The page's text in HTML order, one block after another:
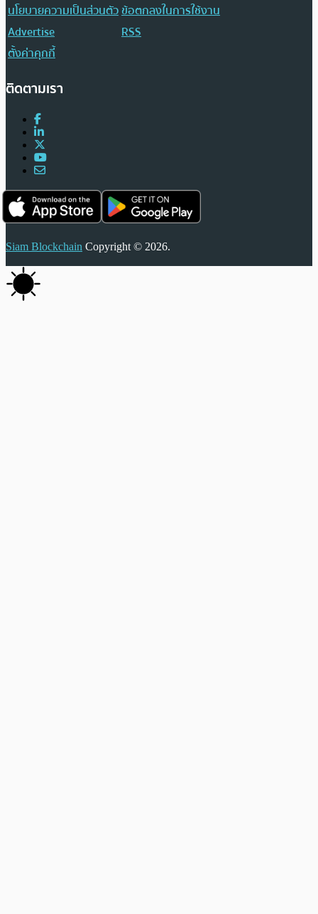
นโยบายความเป็นส่วนตัวข้อตกลงในการใช้งาน
Advertise
RSS
ตั้งค่าคุกกี้
ติดตามเรา
Siam Blockchain Copyright © 2026.